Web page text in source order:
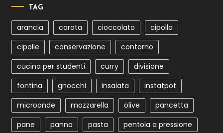
TAG
arancia carota cioccolato
cipolla
cipolle
conservazione
contorno
cucina per studenti
curry
divisione
fontina
gnocchi insalata
instatpot
microonde
mozzarella olive
pancetta
pane
panna pasta
pentola a pressione